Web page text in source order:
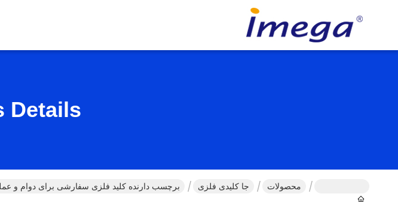
Details
محصولات جا کلیدی فلزی برچسب دارنده کلید فلزی سفارشی برای دوام و